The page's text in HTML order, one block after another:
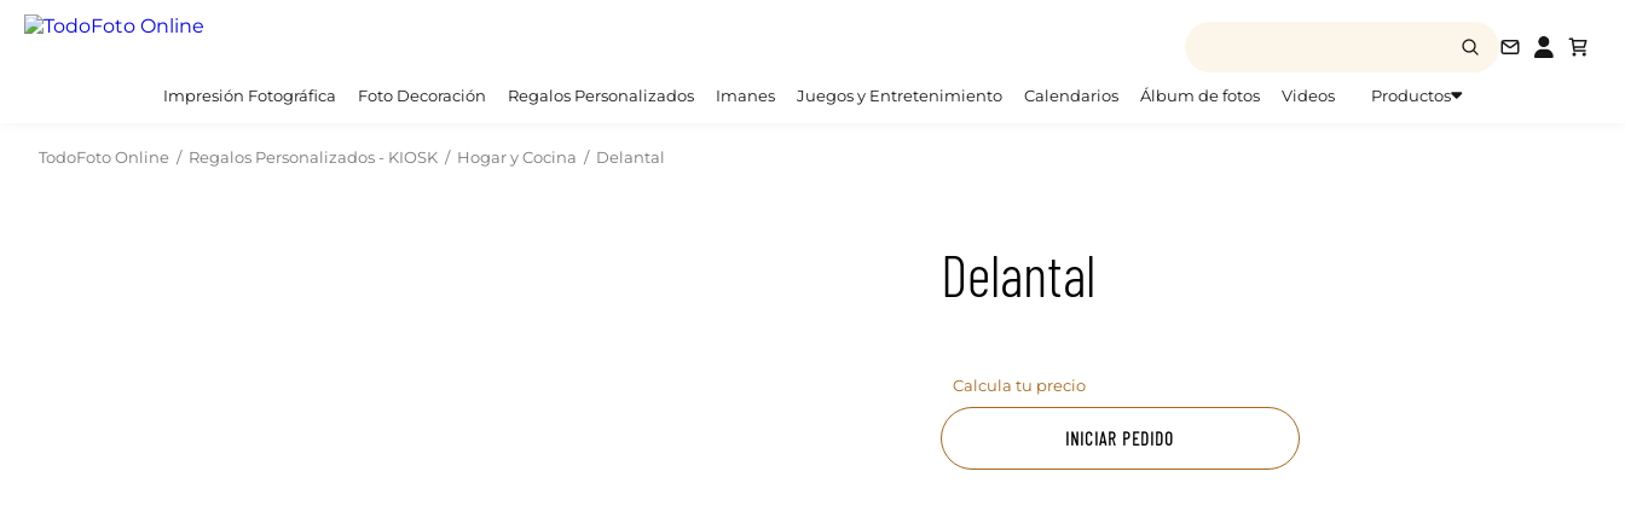
Impresión Fotográfica Foto Decoración Regalos Personalizados Imanes Juegos y Entretenimiento Calendarios Álbum de fotos Videos Productos
TodoFoto Online / Regalos Personalizados - KIOSK / Hogar y Cocina / Delantal
Delantal
Calcula tu precio
INICIAR PEDIDO